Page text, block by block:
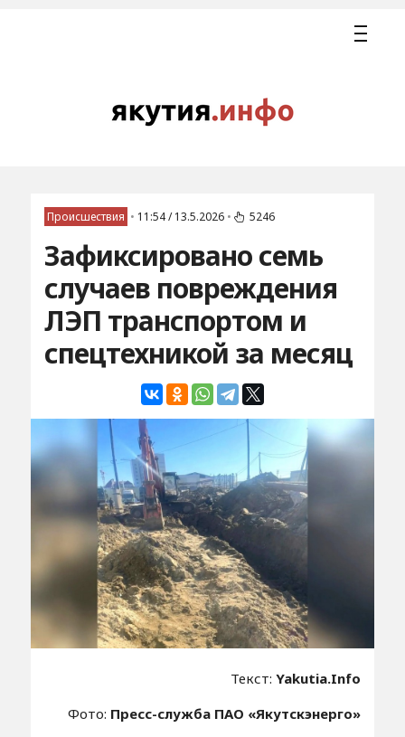
Происшествия • 11:54 / 13.5.2026 • 5246
Зафиксировано семь
случаев повреждения
ЛЭП транспортом и
спецтехникой за месяц
Текст:Yakutia.Info
Фото: Пресс-служба ПАО «Якутскэнерго»